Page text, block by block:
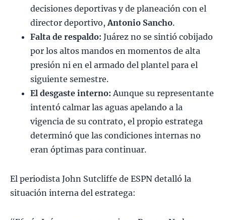
decisiones deportivas y de planeación con el
director deportivo, Antonio Sancho.
Falta de respaldo: Juárez no se sintió cobijado
por los altos mandos en momentos de alta
presión ni en el armado del plantel para el
siguiente semestre.
El desgaste interno: Aunque su representante
intentó calmar las aguas apelando a la
vigencia de su contrato, el propio estratega
determinó que las condiciones internas no
eran óptimas para continuar.
El periodista John Sutcliffe de ESPN detalló la
situación interna del estratega: